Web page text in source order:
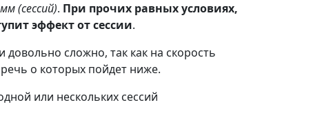
(сессий). При прочих равных условиях,
эффект от сессии.
сложно, так как на скорость
о которых пойдет ниже.
или нескольких сессий